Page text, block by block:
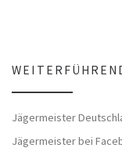
Jägermeister
Jägermeister bei